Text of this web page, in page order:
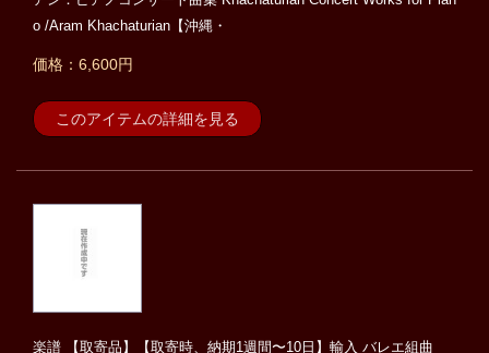
o /Aram Khachaturian【沖縄・
価格：6,600円
このアイテムの詳細を見る
楽譜 【取寄品】【取寄時、納期1週間〜10日】輸入 バレエ組曲